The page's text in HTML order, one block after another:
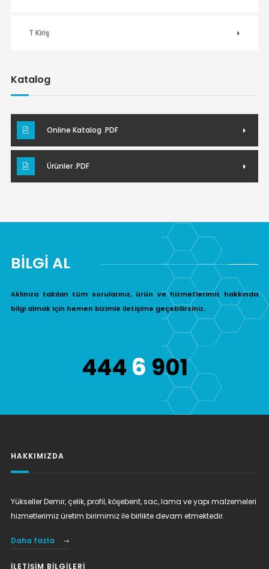
T Kiriş
Katalog
Online Katalog .PDF
Ürünler .PDF
BİLGİ AL
Aklınıza takılan tüm sorularınız, ürün ve hizmetlerimiz hakkında
bilgi almak için hemen bizimle iletişime geçebilirsiniz.
444 6 901
HAKKIMIZDA
Yükseller Demir, çelik, profil, köşebent, sac, lama ve yapı malzemeleri
hizmetlerimiz üretim birimimiz ile birlikte devam etmektedir.
Daha fazla
İLETIŞIM BILGILERI